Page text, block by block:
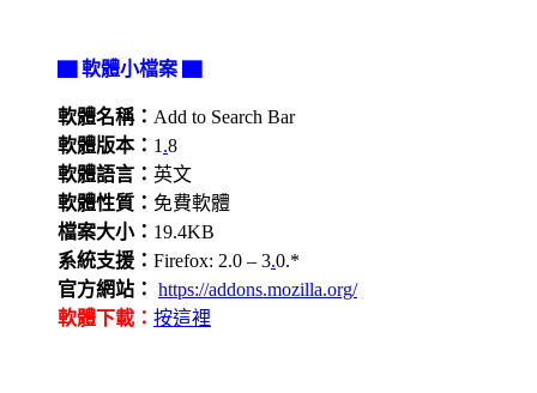
▇ 軟體小檔案 ▇
軟體名稱： Add to Search Bar
軟體版本： 1 .8
軟體語言： 英文
軟體性質： 免費軟體
檔案大小： 19.4KB
系統支援： Firefox: 2.0 – 3.0.*
官方網站： https://addons.mozilla.org/
軟體下載： 按這裡